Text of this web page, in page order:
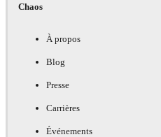
Chaos
À propos
Blog
Presse
Carrières
Événements